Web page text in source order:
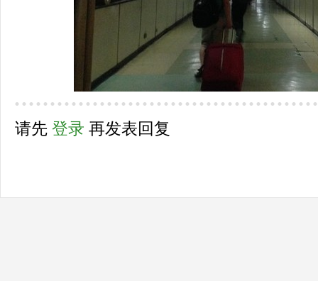
请先登录 再发表回复